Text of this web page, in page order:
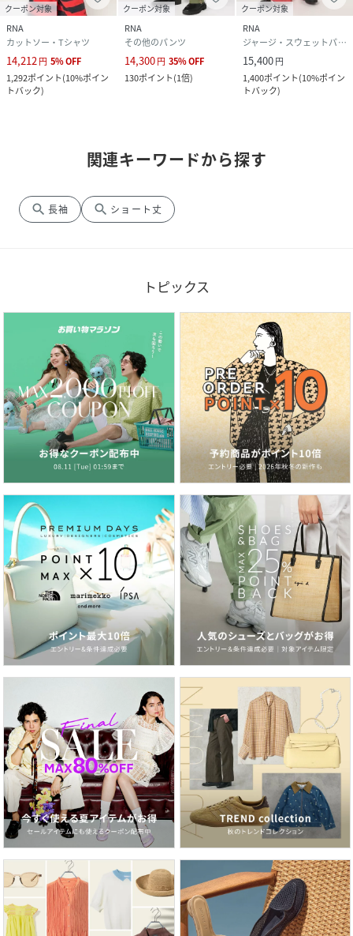
クーポン対象
RNA
カットソー・Tシャツ
14,212 円 5%OFF
1,292ポイント(10%ポイン
トバック)
クーポン対象
RNA
その他のパンツ
14,300円 35%OFF
130ポイント(1倍)
クーポン対象
RNA
ジャージ・スウェットパンツ
15,400円
1,400ポイント(10%ポイン
トバック)
関連キーワードから探す
search 長袖 search ショート丈
トピックス